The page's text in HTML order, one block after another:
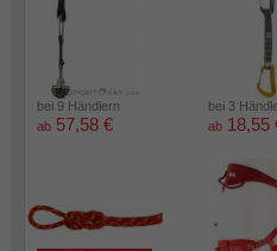
bei 9 Händlern
ab 57,58 €
bei 3
ab 18,55